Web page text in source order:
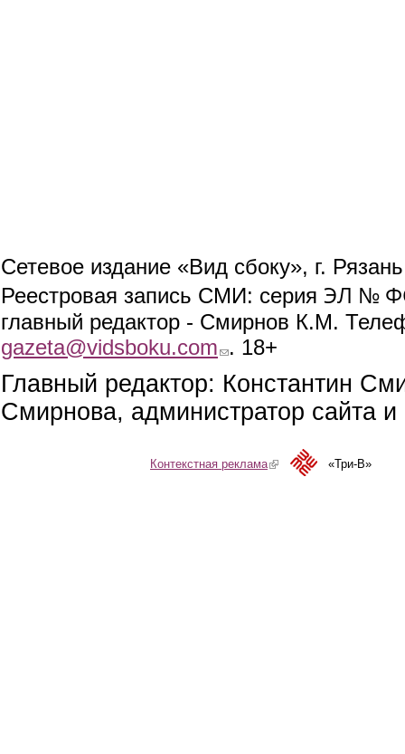
Сетевое издание «Вид сбоку», г.
Реестровая запись СМИ: серия ЭЛ №
главный редактор - Смирнов К.М.
gazeta@vidsboku.com (link sends e-mail)
. 18+
Главный редактор: Константин
Смирнова, администратор сайта
Контекстная реклама(link is external)«Три-В»